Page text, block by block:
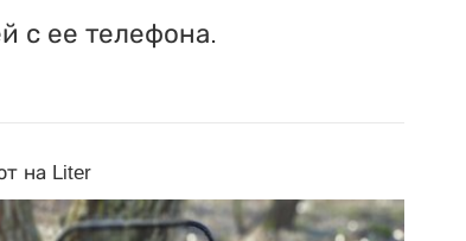
с ее телефона.
на Liter